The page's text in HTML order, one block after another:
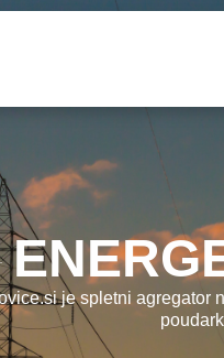
je spletni agregator